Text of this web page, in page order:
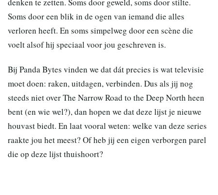
Soms door een blik in de ogen van iemand die alles
verloren heeft. En soms simpelweg door een scène die
voelt alsof hij speciaal voor jou geschreven is.
Bij Panda Bytes vinden we dat dát precies is wat televisie
moet doen: raken, uitdagen, verbinden. Dus als jij nog
steeds niet over The Narrow Road to the Deep North heen
bent (en wie wel?), dan hopen we dat deze lijst je nieuwe
houvast biedt. En laat vooral weten: welke van deze series
raakte jou het meest? Of heb jij een eigen verborgen parel
die op deze lijst thuishoort?